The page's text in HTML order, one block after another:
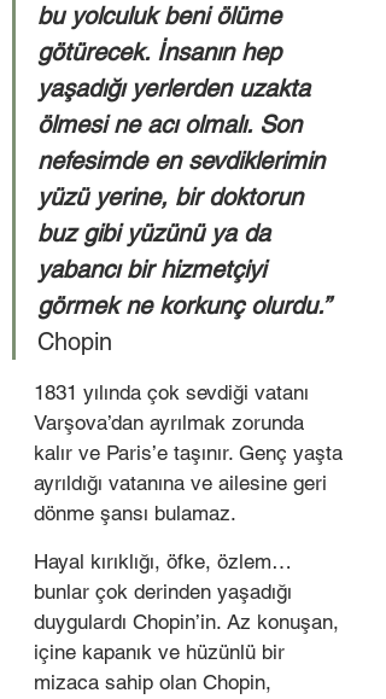
bu yolculuk beni ölüme
götürecek. İnsanın hep
yaşadığı yerlerden uzakta
ölmesi ne acı olmalı. Son
nefesimde en sevdiklerimin
yüzü yerine, bir doktorun
buz gibi yüzünü ya da
yabancı bir hizmetçiyi
görmek ne korkunç olurdu.”
Chopin
1831 yılında çok sevdiği vatanı
Varşova’dan ayrılmak zorunda
kalır ve Paris’e taşınır. Genç yaşta
ayrıldığı vatanına ve ailesine geri
dönme şansı bulamaz.
Hayal kırıklığı, öfke, özlem…
bunlar çok derinden yaşadığı
duygulardı Chopin’in. Az konuşan,
içine kapanık ve hüzünlü bir
mizaca sahip olan Chopin,